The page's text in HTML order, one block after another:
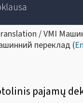
/ VMI
переклад (